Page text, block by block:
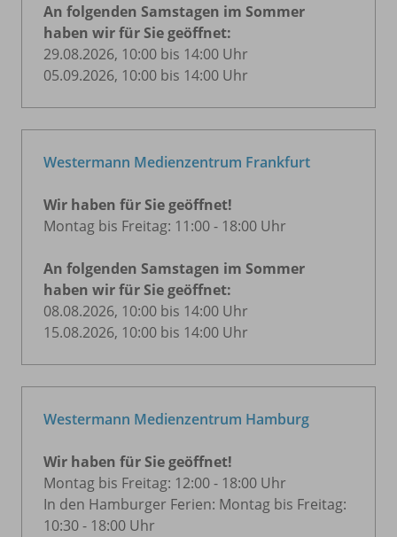
An folgenden Samstagen im Sommer
haben wir für Sie geöffnet:
29.08.2026, 10:00 bis 14:00 Uhr
05.09.2026, 10:00 bis 14:00 Uhr
Westermann Medienzentrum Frankfurt
Wir haben für Sie geöffnet!
Montag bis Freitag: 11:00 - 18:00 Uhr
An folgenden Samstagen im Sommer
haben wir für Sie geöffnet:
08.08.2026, 10:00 bis 14:00 Uhr
15.08.2026, 10:00 bis 14:00 Uhr
Westermann Medienzentrum Hamburg
Wir haben für Sie geöffnet!
Montag bis Freitag: 12:00 - 18:00 Uhr
In den Hamburger Ferien: Montag bis Freitag:
10:30 - 18:00 Uhr